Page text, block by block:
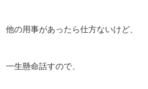
他の用事があったら仕方ないけど、
一生懸命話すので、